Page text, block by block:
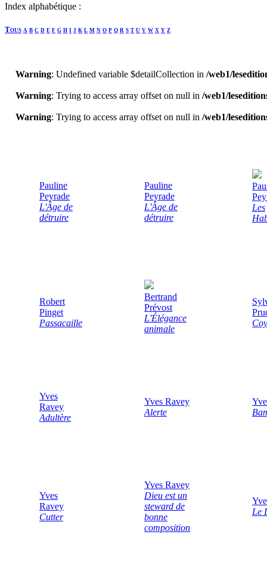
Index alphabétique :
Tous a b c d e f g h i j k l m n o p q r s t u v w x y z
Warning: Undefined variable $detailCollection in /web1/
Warning: Trying to access array offset on null in /web1/
Warning: Trying to access array offset on null in /web1/
Pauline
Peyrade
L'Âge de
détruire
Pauline
Peyrade
L'Âge de
détruire
Les
Robert
Pinget
Passacaille
Bertrand
Prévost
L'Élégance
animale
Yves
Ravey
Adultère
Yves Ravey
Alerte
Yves
Ravey
Cutter
Yves Ravey
Dieu est un
steward de
bonne
composition
Le